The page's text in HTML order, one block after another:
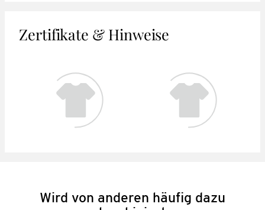
Zertifikate & Hinweise
Wird von anderen häufig dazu